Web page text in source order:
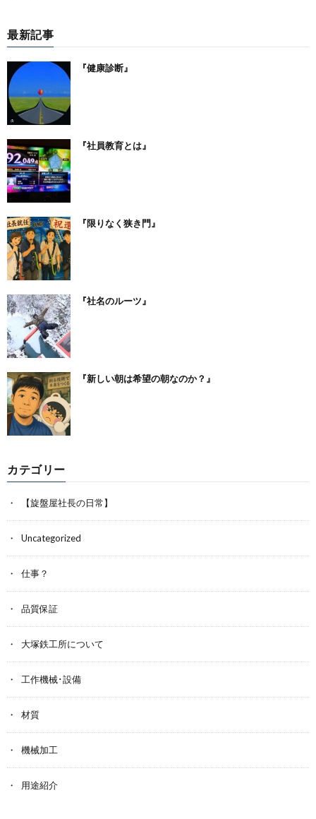
最新記事
『健康診断』
『社員教育とは』
『限りなく狭き門』
『社名のルーツ』
『新しい朝は希望の朝なのか？』
カテゴリー
【旋盤屋社長の日常】
Uncategorized
仕事？
品質保証
大塚鉄工所について
工作機械･設備
材質
機械加工
用途紹介